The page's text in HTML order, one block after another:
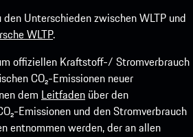
Unterschieden zwischen WLTP und
WLTP.
offiziellen Kraftstoff-/ Stromverbrauch
CO₂-Emissionen neuer
dem Leitfaden über den
Emissionen und den Stromverbrauch
entnommen werden, der an allen